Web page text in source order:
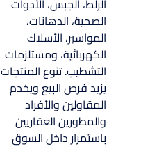
الزلط، الجبس، الأدوات
الصحية، الدهانات،
المواسير، الأسلاك
الكهربائية، ومستلزمات
التشطيب. تنوع المنتجات
يزيد فرص البيع ويخدم
المقاولين والأفراد
والمطورين العقاريين
باستمرار داخل السوق